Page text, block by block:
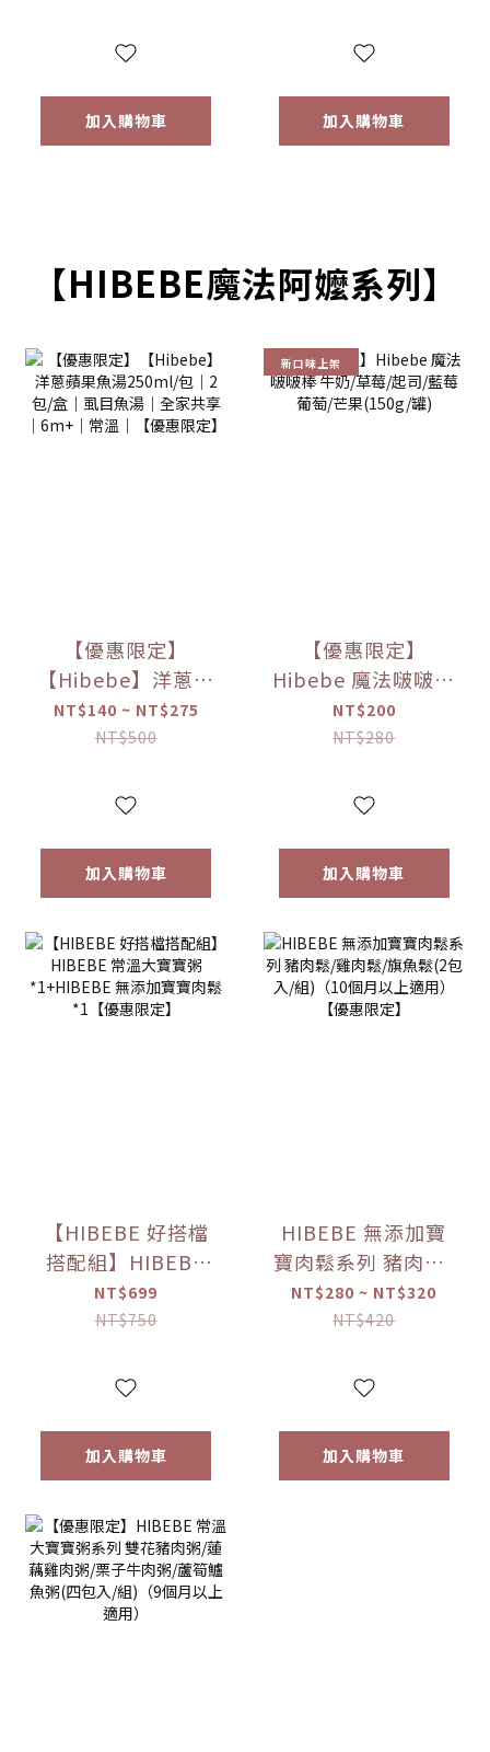
加入購物車
限定】
加入購物車
【HIBEBE魔法阿嬤系列】
【優惠限定】
【Hibebe】洋蔥蘋
果魚湯250ml/包｜
2包/盒｜虱目魚湯
6m+｜常溫｜【優
NT$140 ~ NT$275
NT$500
加入購物車
新口味上架
【優惠限定】
Hibebe 魔法啵啵棒
牛奶/草莓/起司/藍
莓葡萄/芒果(150g/
NT$200
NT$280
加入購物車
【HIBEBE 好搭檔
搭配組】HIBEBE
常溫大寶寶粥
*1+HIBEBE 無添加
限定】
NT$699
NT$750
加入購物車
HIBEBE 無添加寶
寶肉鬆系列 豬肉鬆/
雞肉鬆/旗魚鬆(2包
入/組)（10個月以
定】
NT$280 ~ NT$320
NT$420
加入購物車